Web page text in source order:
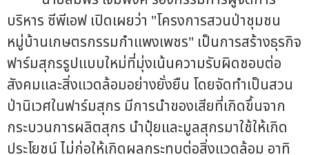
บริหาร ซีพีเอฟ เปิดเผยว่า "โครงการสวนป่าชุมชน
หมู่บ้านเกษตรกรรมกำแพงเพชร" เป็นการสร้างธุรกิจ
ฟาร์มสุกรรูปแบบใหม่ที่มุ่งเน้นความรับผิดชอบต่อ
สังคมและสิ่งแวดล้อมอย่างยั่งยืน โดยจัดทำเป็นสวน
ป่านิเวศในฟาร์มสุกร มีการนำของเสียที่เกิดขึ้นจาก
กระบวนการผลิตสุกร นำปุ๋ยและมูลสุกรมาใช้ให้เกิด
ประโยชน์ ไม่ก่อให้เกิดผลกระทบต่อสิ่งแวดล้อม อาทิ